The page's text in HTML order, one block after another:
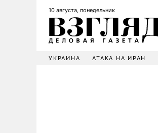
10 августа, понедельник
УКРАИНА АТАКА НА ИРАН